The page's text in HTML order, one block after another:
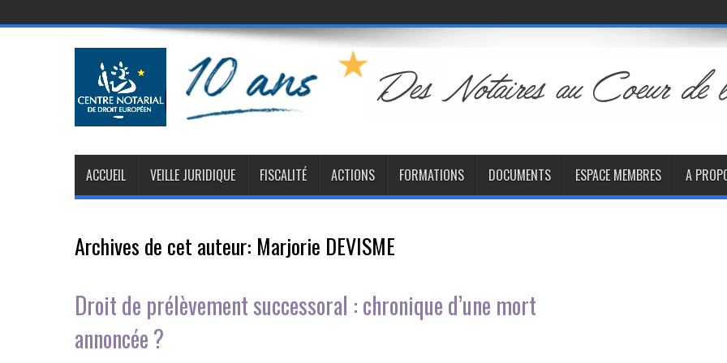
ACCUEIL VEILLE JURIDIQUE FISCALITÉ ACTIONS FORMATIONS DOCUMENTS ESPACE MEMBRES A
Archives de cet auteur: Marjorie DEVISME
Droit de prélèvement successoral : chronique d’une mort
annoncée ?